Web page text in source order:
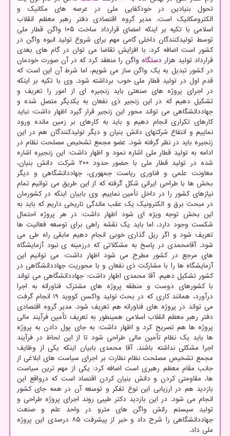
تحول بنیادین در خودکفایی ملی در عرصه های مکانیک و
الکترومکانیک است. مدیر گروه اقتصادی دفتر رهبر معظم انقلاب
اسلامی با تکیه بر اینکه امضای قرارداد ساخت ۱۰۵ واگن قطار ملی
توسط تولیدکنندگان داخلی گامی مهم برای شروع تولید انبوه واگن در
کشور است اضافه کرد: با افزایش تقاضا می توان در گام های بعدی
قرارداد تولید هزار دستگاه واگن را منعقد کرد که در آن صورت خودمان
در کشور تبدیل به یک واگن ساز می شویم، اما شرط آن این است که
قدم اول در تولید قطار ملی خوب برداشته شود. وی با تکیه بر اینکه
در اجرای پروژه های صنعتی باید زنجیره ای از امور را تعریف و
تشکیل دهیم که در این زنجیر ذی نفعان به یکدیگر متصل شده و
جهاددانشگاهی می تواند محور این زنجیر قرار گیرد اظهار داشت: نباید
کارهای تکراری انجام دهیم و باید به کارهای بر زمین مانده ورود
نماییم و انتفاع شرکتهای دانش بنیان و دیگر تولیدکنندگان هم در این
زنجیره باید در نظر گرفته شود. عضو مجمع تشخیص مصلحت نظام در
ادامه به تولید قطار ملی اشاره نمود و اظهار داشت: این زنجیره اشاره
شده در تولید قطار ملی با حضور حدود ۲۰۰ شرکت دانش بنیان،
معاونت علمی و فناوری ریاست جمهوری، جهاددانشگاهی و دیگر
بخش ها با طراحی ایرانی شکل گرفته که از این طریق می توانیم تمام
نیازهای کشور را در داخل تأمین نماییم. وی بابیان اینکه در کشورمان
در مبحث برق و الکترونیک یک عقب ماندگی تاریخی داریم که باید به
این بخش توجه ویژه ای شود اظهار داشت: در هر پروژه احتمال
شکست وجود دارد، اما باید یک نقشه راهی برای توسعه فعالیت ها
تعریف شود و اگر ریل گذاری خوبی انجام دهیم مابقی راه طی می
شود. آقامحمدی در پاسخ به مشکلاتی که درزمینه ی نبود آزمایشگاه
های مرجع در کشور مطرح می شود اظهار داشت: می توانیم این
آزمایشگاه ها را با مشارکت ذی نفعان و با محوریت جهاددانشگاهی در
کشور تشکیل دهیم. آقا محمدی اظهار داشت: جهاددانشگاهی می تواند
با کشورهای دوست و منطقه پروژه های مشترک فناورانه به اجرا
درآورد، همانند کاری که در بحث تولید واکسن کووید ۱۹ انجام گرفت
می تواند در پروژه های فناورانه هم تعریف شود. مدیر گروه اقتصادی
دفتر رهبر معظم انقلاب اسلامی همینطور به تعریف تأمین فرآیند مالی
پروژه ها هم تصریح کرد و اظهار داشت: به جای پول دادن به پروژه
ها باید یک نظام تأمین مالی طراحی شود تا از این لحاظ در فرآیند
اجرا مشکلی نداشته باشند. آقا محمدی بابیان اینکه یکی از وظایف
مجمع تشخیص مصلحت نظام نظارت بر اجرای سیاست های ابلاغی از
جانب مقام معظم رهبری است اضافه کرد: یکی از مهم ترین سیاست
ها، مقاومتی کردن و دانش بنیان کردن اقتصاد است که درواقع این
بازدید هم در ارزیابی این نوع تفکر و توسعه آن در همه جای کشور
انجام می شود. در این بازدید دکتر طیبی روند اجرای پروژه طراحی و
تولید سیستم رانش واگن های مترو در واحد علم و صنعت
جهاددانشگاهی را شرح داد و خبر از پیشرفت ۸۵ درصدی این پروژه
ملی داد.